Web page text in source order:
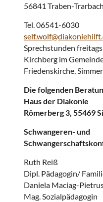
56841 Traben-Trarbach
Tel. 06541-6030
Sprechstunden
Kirchberg im
Friedenskirche,
Die folgenden
Haus der Diakonie
Römerberg 3, 55469
Schwangeren- und
Ruth Reiß
Dipl. Pädagogin/
Daniela Maciag-
Mag. Sozialpädagogin